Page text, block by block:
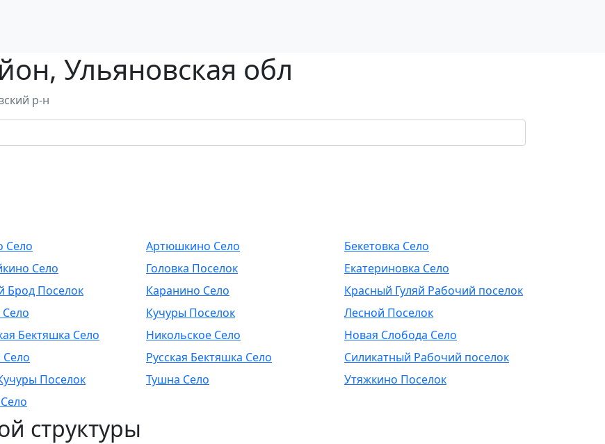
Ульяновская обл
р-н
Село Артюшкино Село
Бекетовка Село
Село Головка Поселок
Екатериновка Село
Брод Поселок Каранино Село
Красный Гуляй Рабочий поселок
Кучуры Поселок
Лесной Поселок
Бектяшка Село Никольское Село
Новая Слобода Село
Село Русская Бектяшка Село
Силикатный Рабочий поселок
Поселок Тушна Село
Утяжкино Поселок
структуры